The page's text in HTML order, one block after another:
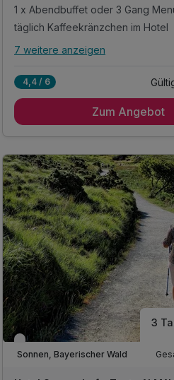
täglich Kaffeekränzchen im Hotel
Alle Inklusivleistungen
2 x reichhaltiges Frühstück vom
täglich Kaffeekränzchen im Hotel
mit jeweils einem Kaffee und
Kuchen
1 x Eierlikör zur Begrüßung*
inkl. Gästekarte Wegscheider
inkl. Nutzung des Pool- und
inkl. Parkplatz am Hotel
inkl. W-Lan Nutzung
* alkoholfreie Alternative möglich
7 weitere anzeigen
4,4 / 6
Zum Angebot
Verfügbar bis Dezember
Sonnen, Bayerischer Wald
3